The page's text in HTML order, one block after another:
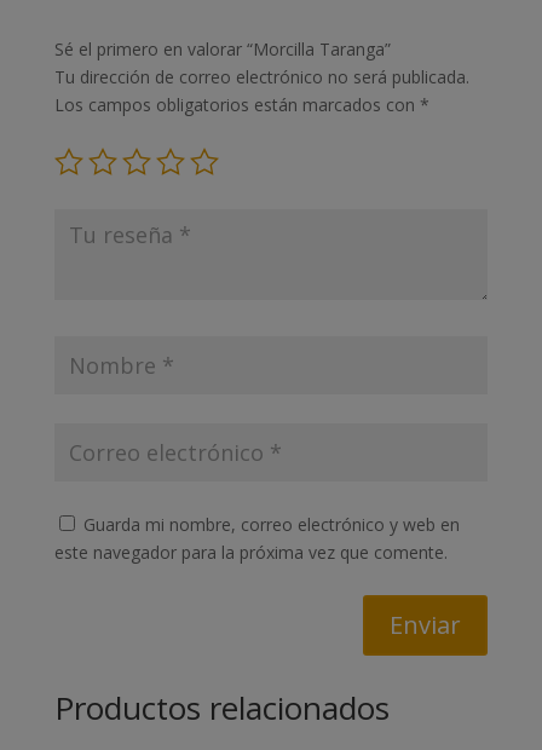
Sé el primero en valorar “Morcilla Taranga”
Tu dirección de correo electrónico no será publicada.
Los campos obligatorios están marcados con *
Guarda mi nombre, correo electrónico y web en
este navegador para la próxima vez que comente.
Enviar
Productos relacionados